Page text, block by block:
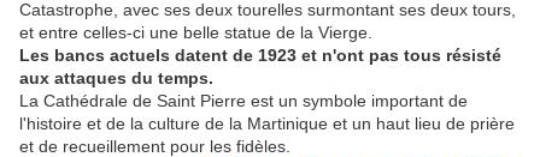
Catastrophe, avec ses deux tourelles surmontant ses deux tours,
et entre celles-ci une belle statue de la Vierge.
Les bancs actuels datent de 1923 et n'ont pas tous résisté
aux attaques du temps.
La Cathédrale de Saint Pierre est un symbole important de
l'histoire et de la culture de la Martinique et un haut lieu de prière
et de recueillement pour les fidèles.